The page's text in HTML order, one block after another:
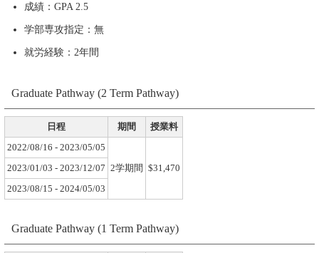
成績：GPA 2.5
学部専攻指定：無
就労経験：2年間
Graduate Pathway (2 Term Pathway)
日程 期間 授業料
2022/08/16 - 2023/05/05
2学期間 $31,470
2023/01/03 - 2023/12/07
2023/08/15 - 2024/05/03
Graduate Pathway (1 Term Pathway)